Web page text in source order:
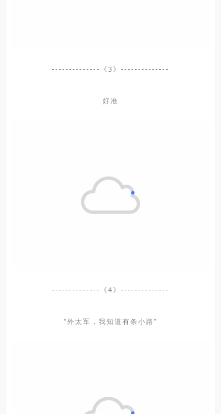
--------------《3》--------------
好准
--------------《4》--------------
“外太军，我知道有条小路”